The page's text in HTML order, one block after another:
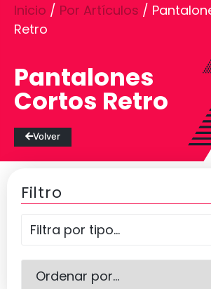
Inicio / Por Artículos /
Retro
Pantalones
Cortos Retro
Volver
Filtro
Filtra por tipo...